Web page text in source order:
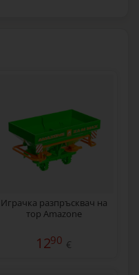
Играчка разпръсквач на
тор Amazone
1290 €